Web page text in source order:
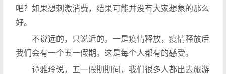
吧？如果想刺激消费，结果可能并没有大家想象的那么
好。
不说远的，只说近的。一是疫情释放，疫情释放后
我们会有一个五一假期。这是每个人都有的感受。
谭雅玲说，五一假期期间，我们很多人都出去旅游